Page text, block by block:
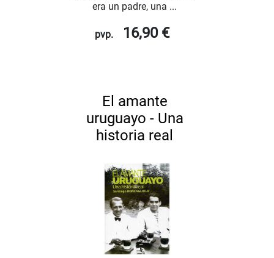
era un padre, una ...
pvp. 16,90 €
El amante
uruguayo - Una
historia real